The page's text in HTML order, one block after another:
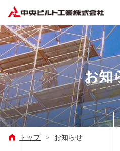
お知
トップ > お知らせ